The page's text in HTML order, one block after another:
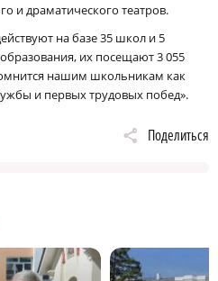
и драматического театров.
на базе 35 школ и 5
их посещают 3 055
нашим школьникам как
и первых трудовых побед».
Поделиться